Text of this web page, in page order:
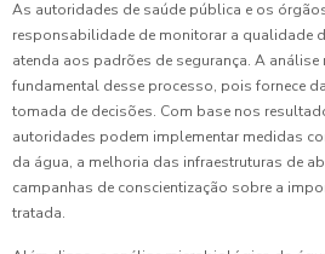
As autoridades de saúde pública e os
responsabilidade de monitorar a qualidade
atenda aos padrões de segurança. A
fundamental desse processo, pois fornece
tomada de decisões. Com base nos
autoridades podem implementar medidas
da água, a melhoria das infraestruturas de
campanhas de conscientização sobre a
tratada.